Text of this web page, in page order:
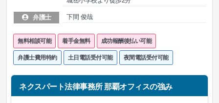
弁護士 下間 俊哉
無料相談可能 着手金無料 成功報酬後払い可能
弁護士費用特約 土日電話受付可能 夜間電話受付可能
ネクスパート法律事務所 那覇オフィスの強み